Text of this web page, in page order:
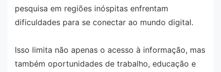
pesquisa em regiões inóspitas enfrentam
dificuldades para se conectar ao mundo digital.
Isso limita não apenas o acesso à informação, mas
também oportunidades de trabalho, educação e